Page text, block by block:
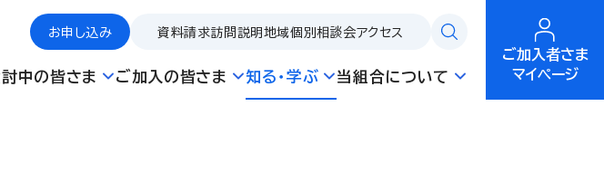
お申し込み 資料請求訪問説明 地域個別相談会アクセス
中の皆さま ご加入の皆さま 知る・学ぶ 当組合について
ご加入者さま
マイページ